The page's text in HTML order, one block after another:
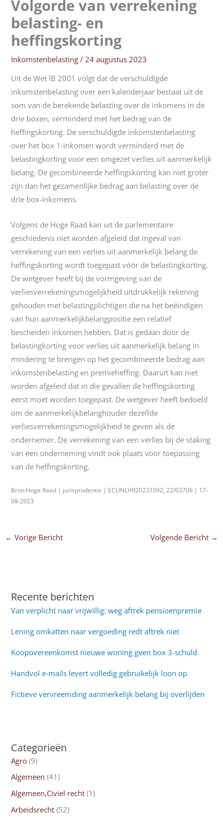
Volgorde van verrekening
belasting- en
heffingskorting
Inkomstenbelasting / 24 augustus 2023
Uit de Wet IB 2001 volgt dat de verschuldigde
inkomstenbelasting over een kalenderjaar bestaat uit de
som van de berekende belasting over de inkomens in de
drie boxen, verminderd met het bedrag van de
heffingskorting. De verschuldigde inkomstenbelasting
over het box 1-inkomen wordt verminderd met de
belastingkorting voor een omgezet verlies uit aanmerkelijk
belang. De gecombineerde heffingskorting kan niet groter
zijn dan het gezamenlijke bedrag aan belasting over de
drie box-inkomens.
Volgens de Hoge Raad kan uit de parlementaire
geschiedenis niet worden afgeleid dat ingeval van
verrekening van een verlies uit aanmerkelijk belang de
heffingskorting wordt toegepast vóór de belastingkorting.
De wetgever heeft bij de vormgeving van de
verliesverrekeningsmogelijkheid uitdrukkelijk rekening
gehouden met belastingplichtigen die na het beëindigen
van hun aanmerkelijkbelangpositie een relatief
bescheiden inkomen hebben. Dat is gedaan door de
belastingkorting voor verlies uit aanmerkelijk belang in
mindering te brengen op het gecombineerde bedrag aan
inkomstenbelasting en premieheffing. Daaruit kan niet
worden afgeleid dat in die gevallen de heffingskorting
eerst moet worden toegepast. De wetgever heeft bedoeld
om de aanmerkelijkbelanghouder dezelfde
verliesverrekeningsmogelijkheid te geven als de
ondernemer. De verrekening van een verlies bij de staking
van een onderneming vindt ook plaats voor toepassing
van de heffingskorting.
Bron:Hoge Raad | jurisprudentie | ECLINLHR20231092, 22/03706 | 17-
08-2023
← Vorige Bericht Volgende Bericht →
Recente berichten
Van verplicht naar vrijwillig: weg aftrek pensioenpremie
Lening omkatten naar vergoeding redt aftrek niet
Koopovereenkomst nieuwe woning geen box 3-schuld
Handvol e-mails levert volledig gebruikelijk loon op
Fictieve vervreemding aanmerkelijk belang bij overlijden
Categorieën
Agro (9)
Algemeen (41)
Algemeen,Civiel recht (1)
Arbeidsrecht (52)